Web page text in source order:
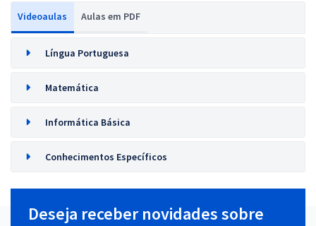
Videoaulas Aulas em PDF
Língua Portuguesa
Matemática
Informática Básica
Conhecimentos Específicos
Deseja receber novidades sobre